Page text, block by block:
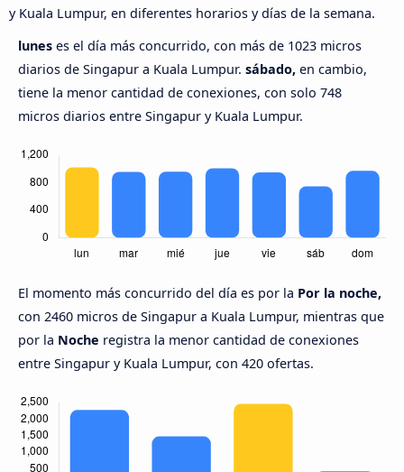
y Kuala Lumpur, en diferentes horarios y días de la semana.
lunes es el día más concurrido, con más de 1023 micros
diarios de Singapur a Kuala Lumpur. sábado, en cambio,
tiene la menor cantidad de conexiones, con solo 748
micros diarios entre Singapur y Kuala Lumpur.
El momento más concurrido del día es por la Por la noche,
con 2460 micros de Singapur a Kuala Lumpur, mientras que
por la Noche registra la menor cantidad de conexiones
entre Singapur y Kuala Lumpur, con 420 ofertas.